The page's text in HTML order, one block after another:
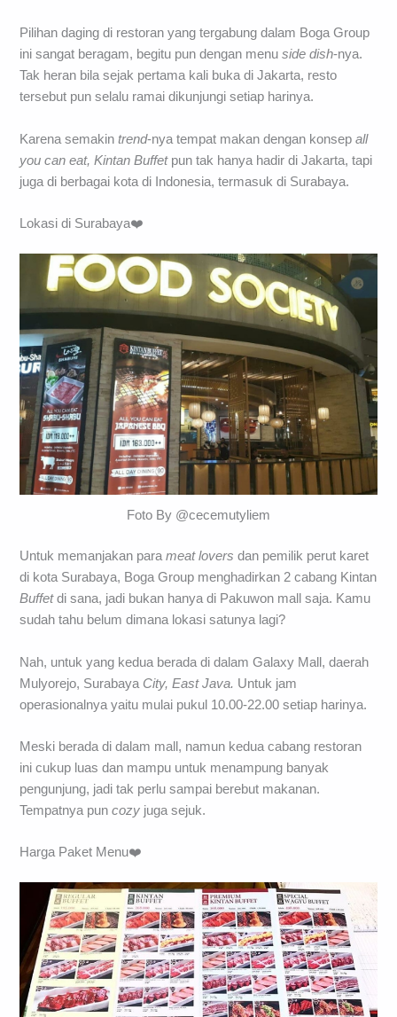
Pilihan daging di restoran yang tergabung dalam Boga Group
ini sangat beragam, begitu pun dengan menu side dish-nya.
Tak heran bila sejak pertama kali buka di Jakarta, resto
tersebut pun selalu ramai dikunjungi setiap harinya.
Karena semakintrend-nya tempat makan dengan konsepall
you can eat, Kintan Buffetpun tak hanya hadir di Jakarta, tapi
juga di berbagai kota di Indonesia, termasuk di Surabaya.
Lokasi di Surabaya❤️
Foto By @cecemutyliem
Untuk memanjakan parameat lovers dan pemilik perut karet
di kota Surabaya, Boga Group menghadirkan 2 cabang Kintan
Buffetdi sana, jadi bukan hanya di Pakuwon mall saja. Kamu
sudah tahu belum dimana lokasi satunya lagi?
Nah, untuk yang kedua berada di dalam Galaxy Mall, daerah
Mulyorejo, Surabaya City, East Java. Untuk jam
operasionalnya yaitu mulai pukul 10.00-22.00 setiap harinya.
Meski berada di dalam mall, namun kedua cabang restoran
ini cukup luas dan mampu untuk menampung banyak
pengunjung, jadi tak perlu sampai berebut makanan.
Tempatnya puncozy juga sejuk.
Harga Paket Menu❤️